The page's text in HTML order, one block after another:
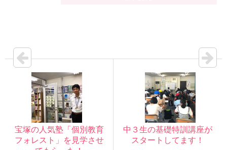
宝塚の人気塾「個別教育
フォレスト」を見学させ
中３生の基礎特訓講座が
スタートしてます！